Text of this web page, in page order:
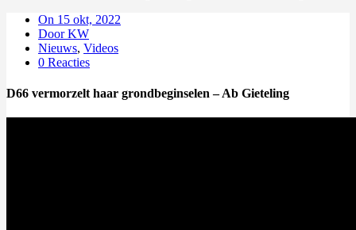
On 15 okt, 2022
Door KW
Nieuws, Videos
0 Reacties
D66 vermorzelt haar grondbeginselen – Ab Gieteling